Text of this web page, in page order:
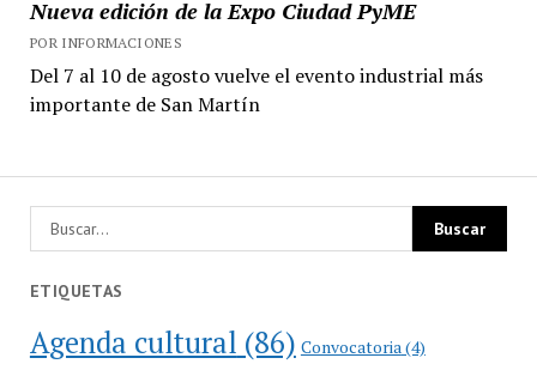
Nueva edición de la Expo Ciudad PyME
POR INFORMACIONES
Del 7 al 10 de agosto vuelve el evento industrial más
importante de San Martín
ETIQUETAS
Agenda cultural (86) Convocatoria (4)